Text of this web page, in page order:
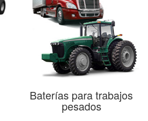
Baterías para trabajos
pesados